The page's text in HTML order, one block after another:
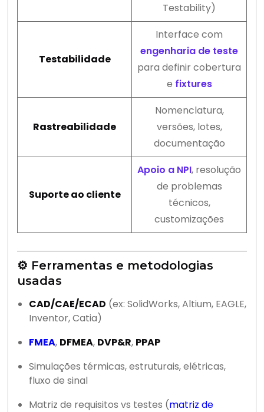
Testability)
Testabilidade
Interface com
engenharia de teste
para definir cobertura
e fixtures
Rastreabilidade
Nomenclatura,
versões, lotes,
documentação
Suporte ao cliente
Apoio a NPI, resolução
de problemas
técnicos,
customizações
⚙️ Ferramentas e metodologias
usadas
CAD/CAE/ECAD (ex: SolidWorks, Altium, EAGLE,
Inventor, Catia)
FMEA, DFMEA, DVP&R, PPAP
Simulações térmicas, estruturais, elétricas,
fluxo de sinal
Matriz de requisitos vs testes (matriz de